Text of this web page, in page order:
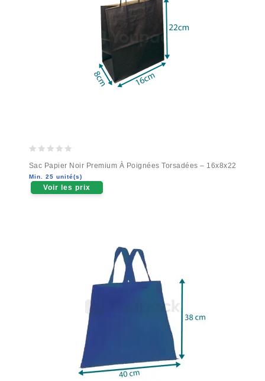
out
of
5
Sac Papier Noir Premium À Poignées Torsadées – 16x8x22
Min. 25 unité(s)
Voir les prix